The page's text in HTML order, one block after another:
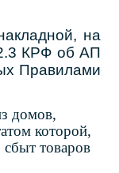
на
КРФ об АП
Правилами
домов,
которой,
товаров